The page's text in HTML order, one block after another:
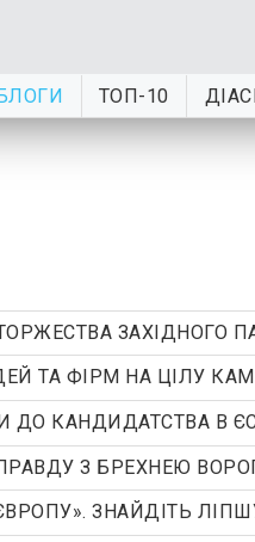
ТОП-10
ЗАХІДНОГО
ТА ФІРМ НА ЦІЛУ
КАНДИДАТСТВА В ЄС
З БРЕХНЕЮ
ЗНАЙДІТЬ